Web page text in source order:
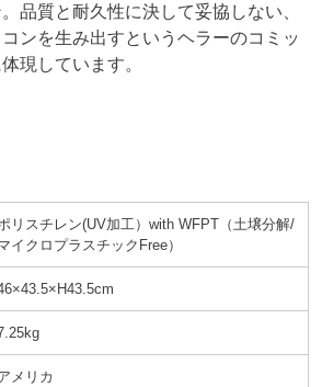
品質と耐久性に決して妥協しない、
ンを生み出すというヘラーのコミッ
現しています。
リスチレン(UV加工）with WFPT（土壌分解/
イクロプラスチックFree）
メリカ